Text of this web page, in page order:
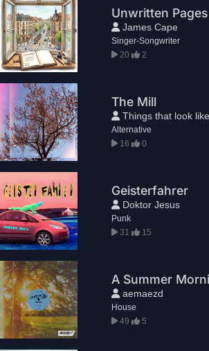
Unwritten Pages
James Cape
Singer-Songwriter
20
2
The Mill
Things that look
Alternative
16
0
Geisterfahrer
Doktor Jesus
Punk
31
15
A Summer
aemaezd
House
49
5